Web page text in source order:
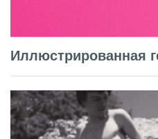
Иллюстрированная